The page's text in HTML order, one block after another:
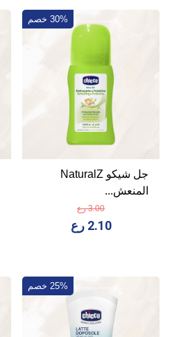
30% خصم
جل شيكو NaturalZ
المنعش...
3.00 رع
2.10 رع
25% خصم